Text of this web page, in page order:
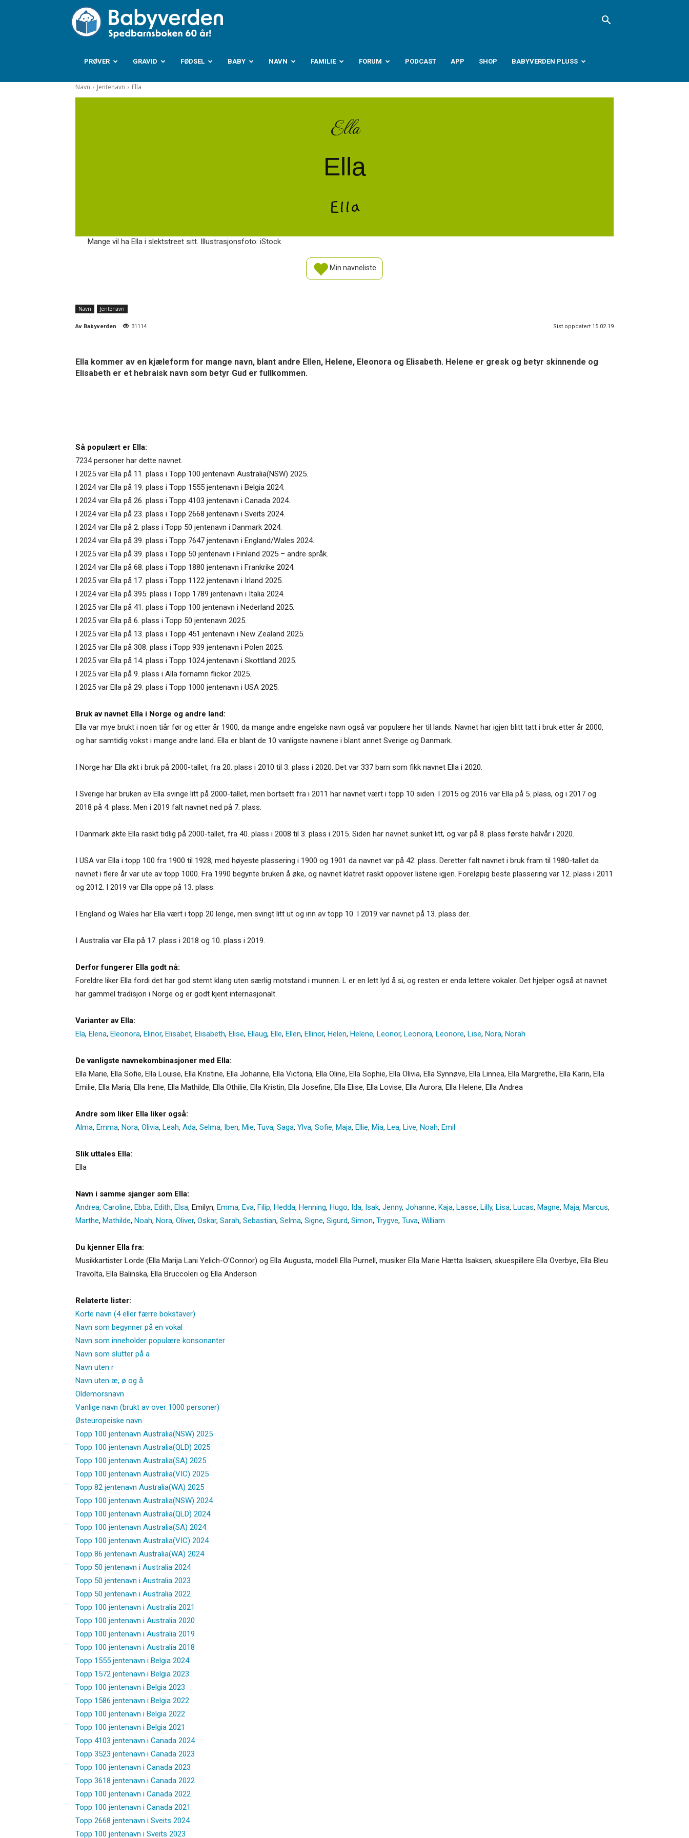
Babyverden.no
PRØVER GRAVID FØDSEL BABY NAVN FAMILIE FORUM PODCAST APP SHOP BABYVERDEN PLUSS
Navn Jentenavn Ella
Ella
Ella
Ella
Mange vil ha Ella i slektstreet sitt. Illustrasjonsfoto: iStock
Min navneliste
Navn Jentenavn
Av Babyverden 31114 Sist oppdatert 15.02.19
Ella kommer av en kjæleform for mange navn, blant andre Ellen, Helene, Eleonora og Elisabeth. Helene er gresk og betyr skinnende og
Elisabeth er et hebraisk navn som betyr Gud er fullkommen.
Så populært er Ella:
7234 personer har dette navnet.
I 2025 var Ella på 11. plass i Topp 100 jentenavn Australia(NSW) 2025.
I 2024 var Ella på 19. plass i Topp 1555 jentenavn i Belgia 2024.
I 2024 var Ella på 26. plass i Topp 4103 jentenavn i Canada 2024.
I 2024 var Ella på 23. plass i Topp 2668 jentenavn i Sveits 2024.
I 2024 var Ella på 2. plass i Topp 50 jentenavn i Danmark 2024.
I 2024 var Ella på 39. plass i Topp 7647 jentenavn i England/Wales 2024.
I 2025 var Ella på 39. plass i Topp 50 jentenavn i Finland 2025 – andre språk.
I 2024 var Ella på 68. plass i Topp 1880 jentenavn i Frankrike 2024.
I 2025 var Ella på 17. plass i Topp 1122 jentenavn i Irland 2025.
I 2024 var Ella på 395. plass i Topp 1789 jentenavn i Italia 2024.
I 2025 var Ella på 41. plass i Topp 100 jentenavn i Nederland 2025.
I 2025 var Ella på 6. plass i Topp 50 jentenavn 2025.
I 2025 var Ella på 13. plass i Topp 451 jentenavn i New Zealand 2025.
I 2025 var Ella på 308. plass i Topp 939 jentenavn i Polen 2025.
I 2025 var Ella på 14. plass i Topp 1024 jentenavn i Skottland 2025.
I 2025 var Ella på 9. plass i Alla förnamn flickor 2025.
I 2025 var Ella på 29. plass i Topp 1000 jentenavn i USA 2025.
Bruk av navnet Ella i Norge og andre land:
Ella var mye brukt i noen tiår før og etter år 1900, da mange andre engelske navn også var populære her til lands. Navnet har igjen blitt tatt i bruk etter år 2000,
og har samtidig vokst i mange andre land. Ella er blant de 10 vanligste navnene i blant annet Sverige og Danmark.
I Norge har Ella økt i bruk på 2000-tallet, fra 20. plass i 2010 til 3. plass i 2020. Det var 337 barn som fikk navnet Ella i 2020.
I Sverige har bruken av Ella svinge litt på 2000-tallet, men bortsett fra i 2011 har navnet vært i topp 10 siden. I 2015 og 2016 var Ella på 5. plass, og i 2017 og
2018 på 4. plass. Men i 2019 falt navnet ned på 7. plass.
I Danmark økte Ella raskt tidlig på 2000-tallet, fra 40. plass i 2008 til 3. plass i 2015. Siden har navnet sunket litt, og var på 8. plass første halvår i 2020.
I USA var Ella i topp 100 fra 1900 til 1928, med høyeste plassering i 1900 og 1901 da navnet var på 42. plass. Deretter falt navnet i bruk fram til 1980-tallet da
navnet i flere år var ute av topp 1000. Fra 1990 begynte bruken å øke, og navnet klatret raskt oppover listene igjen. Foreløpig beste plassering var 12. plass i 2011
og 2012. I 2019 var Ella oppe på 13. plass.
I England og Wales har Ella vært i topp 20 lenge, men svingt litt ut og inn av topp 10. I 2019 var navnet på 13. plass der.
I Australia var Ella på 17. plass i 2018 og 10. plass i 2019.
Derfor fungerer Ella godt nå:
Foreldre liker Ella fordi det har god stemt klang uten særlig motstand i munnen. L er en lett lyd å si, og resten er enda lettere vokaler. Det hjelper også at navnet
har gammel tradisjon i Norge og er godt kjent internasjonalt.
Varianter av Ella:
Ela, Elena, Eleonora, Elinor, Elisabet, Elisabeth, Elise, Ellaug, Elle, Ellen, Ellinor, Helen, Helene, Leonor, Leonora, Leonore, Lise, Nora, Norah
De vanligste navnekombinasjoner med Ella:
Ella Marie, Ella Sofie, Ella Louise, Ella Kristine, Ella Johanne, Ella Victoria, Ella Oline, Ella Sophie, Ella Olivia, Ella Synnøve, Ella Linnea, Ella Margrethe, Ella Karin, Ella
Emilie, Ella Maria, Ella Irene, Ella Mathilde, Ella Othilie, Ella Kristin, Ella Josefine, Ella Elise, Ella Lovise, Ella Aurora, Ella Helene, Ella Andrea
Andre som liker Ella liker også:
Alma, Emma, Nora, Olivia, Leah, Ada, Selma, Iben, Mie, Tuva, Saga, Ylva, Sofie, Maja, Ellie, Mia, Lea, Live, Noah, Emil
Slik uttales Ella:
Ella
Navn i samme sjanger som Ella:
Andrea, Caroline, Ebba, Edith, Elsa, Emilyn, Emma, Eva, Filip, Hedda, Henning, Hugo, Ida, Isak, Jenny, Johanne, Kaja, Lasse, Lilly, Lisa, Lucas, Magne, Maja, Marcus,
Marthe, Mathilde, Noah, Nora, Oliver, Oskar, Sarah, Sebastian, Selma, Signe, Sigurd, Simon, Trygve, Tuva, William
Du kjenner Ella fra:
Musikkartister Lorde (Ella Marija Lani Yelich-O’Connor) og Ella Augusta, modell Ella Purnell, musiker Ella Marie Hætta Isaksen, skuespillere Ella Overbye, Ella Bleu
Travolta, Ella Balinska, Ella Bruccoleri og Ella Anderson
Relaterte lister:
Korte navn (4 eller færre bokstaver)
Navn som begynner på en vokal
Navn som inneholder populære konsonanter
Navn som slutter på a
Navn uten r
Navn uten æ, ø og å
Oldemorsnavn
Vanlige navn (brukt av over 1000 personer)
Østeuropeiske navn
Topp 100 jentenavn Australia(NSW) 2025
Topp 100 jentenavn Australia(QLD) 2025
Topp 100 jentenavn Australia(SA) 2025
Topp 100 jentenavn Australia(VIC) 2025
Topp 82 jentenavn Australia(WA) 2025
Topp 100 jentenavn Australia(NSW) 2024
Topp 100 jentenavn Australia(QLD) 2024
Topp 100 jentenavn Australia(SA) 2024
Topp 100 jentenavn Australia(VIC) 2024
Topp 86 jentenavn Australia(WA) 2024
Topp 50 jentenavn i Australia 2024
Topp 50 jentenavn i Australia 2023
Topp 50 jentenavn i Australia 2022
Topp 100 jentenavn i Australia 2021
Topp 100 jentenavn i Australia 2020
Topp 100 jentenavn i Australia 2019
Topp 100 jentenavn i Australia 2018
Topp 1555 jentenavn i Belgia 2024
Topp 1572 jentenavn i Belgia 2023
Topp 100 jentenavn i Belgia 2023
Topp 1586 jentenavn i Belgia 2022
Topp 100 jentenavn i Belgia 2022
Topp 100 jentenavn i Belgia 2021
Topp 4103 jentenavn i Canada 2024
Topp 3523 jentenavn i Canada 2023
Topp 100 jentenavn i Canada 2023
Topp 3618 jentenavn i Canada 2022
Topp 100 jentenavn i Canada 2022
Topp 100 jentenavn i Canada 2021
Topp 2668 jentenavn i Sveits 2024
Topp 100 jentenavn i Sveits 2023